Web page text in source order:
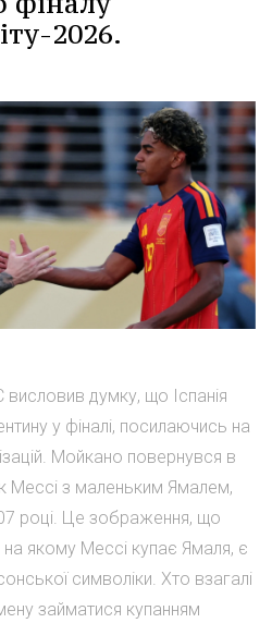
2026.
думку, що Іспанія
у фіналі, посилаючись на
Мойкано повернувся в
Мессі з маленьким Ямалем,
році. Це зображення, що
якому Мессі купає Ямаля, є
символіки. Хто взагалі
займатися купанням